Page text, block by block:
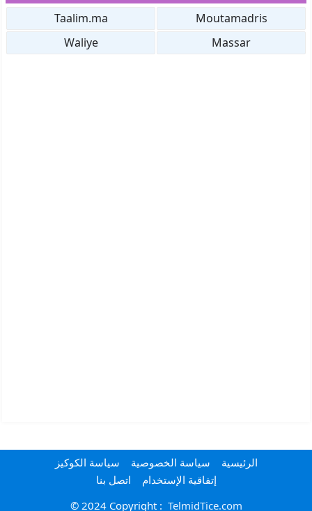
Moutamadris
Taalim.ma
Massar
Waliye
الرئيسية سياسة الخصوصية
سياسة الكوكيز
إتفاقية الإستخدام
اتصل بنا
© 2024 Copyright : TelmidTice.com